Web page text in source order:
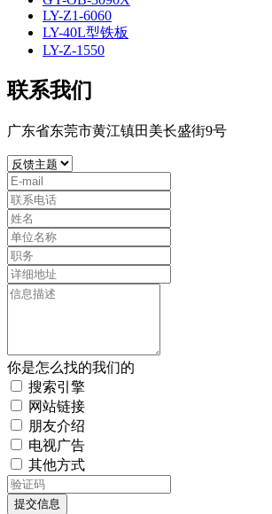
LY-Z1-6060
LY-40L型铁板
LY-Z-1550
联系我们
广东省东莞市黄江镇田美长盛街9号
你是怎么找的我们的
搜索引擎
网站链接
朋友介绍
电视广告
其他方式
提交信息